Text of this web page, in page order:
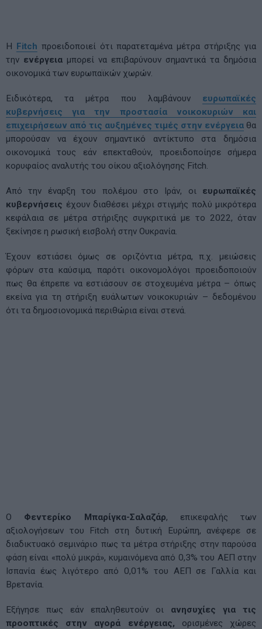
Η Fitch προειδοποιεί ότι παρατεταμένα μέτρα στήριξης για
την ενέργεια μπορεί να επιβαρύνουν σημαντικά τα δημόσια
οικονομικά των ευρωπαϊκών χωρών.
Ειδικότερα, τα μέτρα που λαμβάνουν ευρωπαϊκές
κυβερνήσεις για την προστασία νοικοκυριών και
επιχειρήσεων από τις αυξημένες τιμές στην ενέργεια θα
μπορούσαν να έχουν σημαντικό αντίκτυπο στα δημόσια
οικονομικά τους εάν επεκταθούν, προειδοποίησε σήμερα
κορυφαίος αναλυτής του οίκου αξιολόγησης Fitch.
Από την έναρξη του πολέμου στο Ιράν, οι ευρωπαϊκές
κυβερνήσεις έχουν διαθέσει μέχρι στιγμής πολύ μικρότερα
κεφάλαια σε μέτρα στήριξης συγκριτικά με το 2022, όταν
ξεκίνησε η ρωσική εισβολή στην Ουκρανία.
Έχουν εστιάσει όμως σε οριζόντια μέτρα, π.χ. μειώσεις
φόρων στα καύσιμα, παρότι οικονομολόγοι προειδοποιούν
πως θα έπρεπε να εστιάσουν σε στοχευμένα μέτρα – όπως
εκείνα για τη στήριξη ευάλωτων νοικοκυριών – δεδομένου
ότι τα δημοσιονομικά περιθώρια είναι στενά.
Ο Φεντερίκο Μπαρίγκα-Σαλαζάρ, επικεφαλής των
αξιολογήσεων του Fitch στη δυτική Ευρώπη, ανέφερε σε
διαδικτυακό σεμινάριο πως τα μέτρα στήριξης στην παρούσα
φάση είναι «πολύ μικρά», κυμαινόμενα από 0,3% του ΑΕΠ στην
Ισπανία έως λιγότερο από 0,01% του ΑΕΠ σε Γαλλία και
Βρετανία.
Εξήγησε πως εάν επαληθευτούν οι ανησυχίες για τις
προοπτικές στην αγορά ενέργειας, ορισμένες χώρες